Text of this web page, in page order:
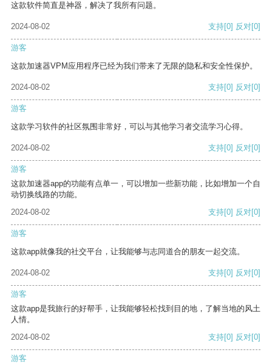
这款软件简直是神器，解决了我所有问题。
2024-08-02 支持[0] 反对[0]
游客
这款加速器VPM应用程序已经为我们带来了无限的隐私和安全性保护。
2024-08-02 支持[0] 反对[0]
游客
这款学习软件的社区氛围非常好，可以与其他学习者交流学习心得。
2024-08-02 支持[0] 反对[0]
游客
这款加速器app的功能有点单一，可以增加一些新功能，比如增加一个自
动切换线路的功能。
2024-08-02
支持[0] 反对[0]
游客
这款app就像我的社交平台，让我能够与志同道合的朋友一起交流。
2024-08-02 支持[0] 反对[0]
游客
这款app是我旅行的好帮手，让我能够轻松找到目的地，了解当地的风土
人情。
2024-08-02
支持[0] 反对[0]
游客